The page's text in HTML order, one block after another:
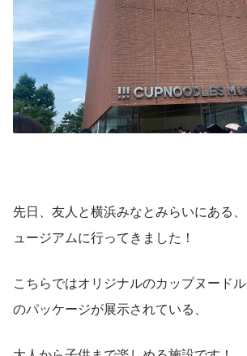
先日、友人と横浜みなとみらいにある
ュージアムに行ってきました！
こちらではオリジナルのカップヌード
のパッケージが展示されている、